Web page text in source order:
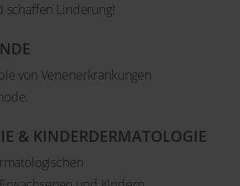
schaffen Linderung!
von Venenerkrankungen
& KINDERDERMATOLOGIE